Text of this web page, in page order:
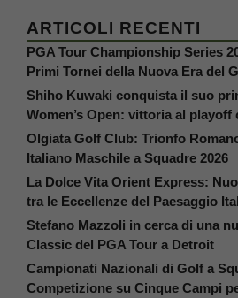
ARTICOLI RECENTI
PGA Tour Championship Series
Primi Tornei della Nuova Era del
Shiho Kuwaki conquista il suo
Women’s Open: vittoria al
Olgiata Golf Club: Trionfo
Italiano Maschile a Squadre 2026
La Dolce Vita Orient Express:
tra le Eccellenze del Paesaggio
Stefano Mazzoli in cerca di una
Classic del PGA Tour a Detroit
Campionati Nazionali di Golf a
Competizione su Cinque Campi